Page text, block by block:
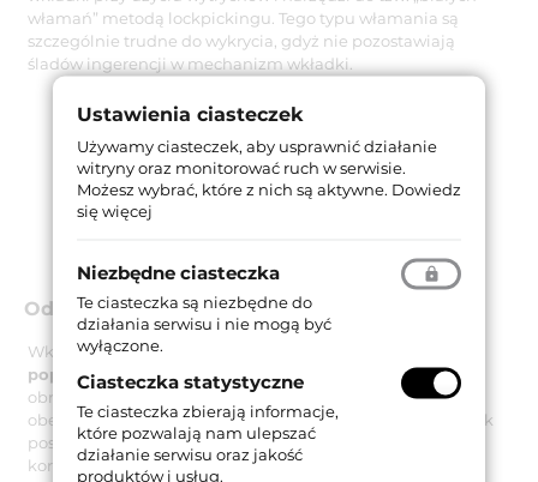
włamań” metodą lockpickingu. Tego typu włamania są
szczególnie trudne do wykrycia, gdyż nie pozostawiają
śladów ingerencji w mechanizm wkładki.
Odporność na ukręcenie i wyrwanie
Wkładka R7 Extra jest również
poprzez ukręcenie przy użyciu maksymalnego momentu
obrotowego 250 Nm, co przebadane zostało w teście
obejmującym od 20 do 30 ukręceń. Co więcej sam bębenek
posiada zabezpieczenia uniemożliwiające wyrwanie go z
korpusu w czasie od trzech do pięciu minut.
Ustawienia ciasteczek
Używamy ciasteczek, aby usprawnić działanie
witryny oraz monitorować ruch w serwisie.
Możesz wybrać, które z nich są aktywne. Dowiedz
się więcej
Niezbędne ciasteczka
Te ciasteczka są niezbędne do
działania serwisu i nie mogą być
wyłączone.
Ciasteczka statystyczne
Te ciasteczka zbierają informacje,
które pozwalają nam ulepszać
działanie serwisu oraz jakość
produktów i usług.